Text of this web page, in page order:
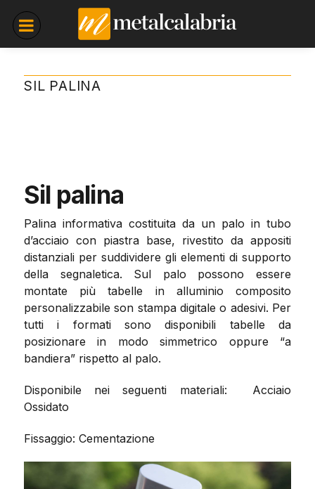
SIL PALINA
Sil palina
Palina informativa costituita da un palo in tubo
d’acciaio con piastra base, rivestito da appositi
distanziali per suddividere gli elementi di supporto
della segnaletica. Sul palo possono essere
montate più tabelle in alluminio composito
personalizzabile son stampa digitale o adesivi. Per
tutti i formati sono disponibili tabelle da
posizionare in modo simmetrico oppure “a
bandiera” rispetto al palo.
Disponibile nei seguenti materiali: Acciaio
Ossidato
Fissaggio: Cementazione